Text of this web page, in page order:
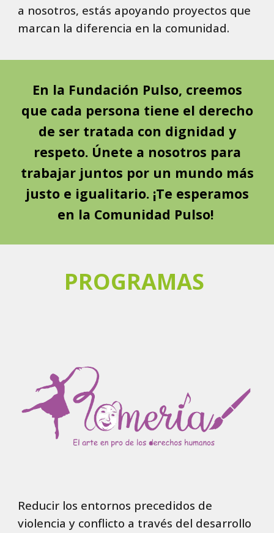
a nosotros, estás apoyando proyectos que
marcan la diferencia en la comunidad.
En la Fundación Pulso, creemos
que cada persona tiene el derecho
de ser tratada con dignidad y
respeto. Únete a nosotros para
trabajar juntos por un mundo más
justo e igualitario. ¡Te esperamos
en la Comunidad Pulso!
PROGRAMAS
Reducir los entornos precedidos de
violencia y conflicto a través del desarrollo